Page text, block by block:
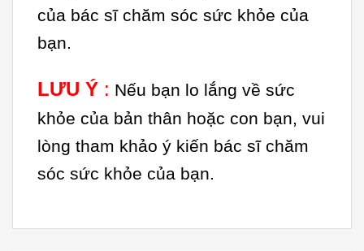
của bác sĩ chăm sóc sức khỏe của
bạn.
LƯU Ý : Nếu bạn lo lắng về sức
khỏe của bản thân hoặc con bạn, vui
lòng tham khảo ý kiến ​​bác sĩ chăm
sóc sức khỏe của bạn.